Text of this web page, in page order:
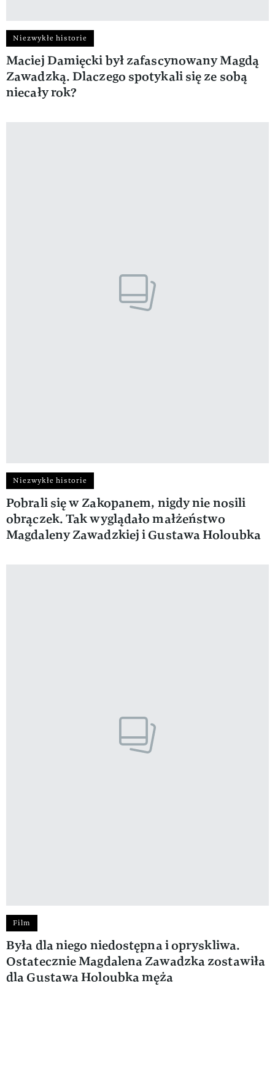
Niezwykłe historie
Maciej Damięcki był zafascynowany Magdą
Zawadzką. Dlaczego spotykali się ze sobą
niecały rok?
Niezwykłe historie
Pobrali się w Zakopanem, nigdy nie nosili
obrączek. Tak wyglądało małżeństwo
Magdaleny Zawadzkiej i Gustawa Holoubka
Film
Była dla niego niedostępna i opryskliwa.
Ostatecznie Magdalena Zawadzka zostawiła
dla Gustawa Holoubka męża